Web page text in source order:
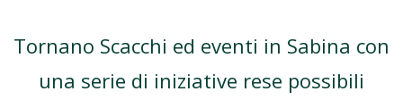
Tornano Scacchi ed eventi in Sabina con
una serie di iniziative rese possibili